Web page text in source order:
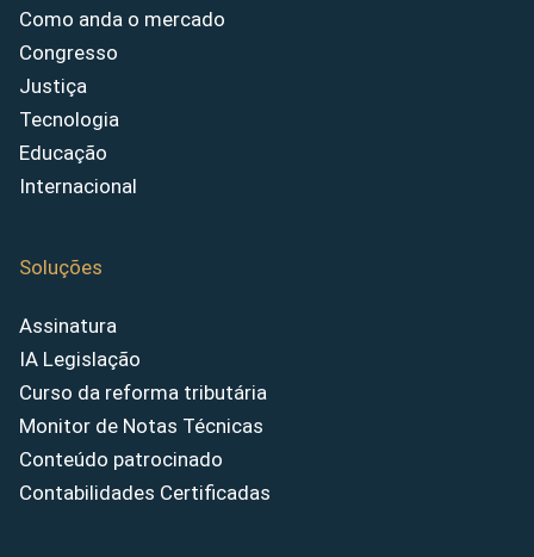
Como anda o mercado
Congresso
Justiça
Tecnologia
Educação
Internacional
Soluções
Assinatura
IA Legislação
Curso da reforma tributária
Monitor de Notas Técnicas
Conteúdo patrocinado
Contabilidades Certificadas